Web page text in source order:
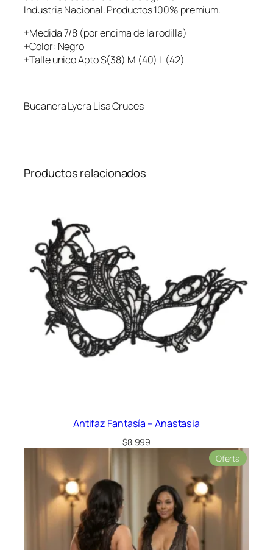
Industria Nacional. Productos 100% premium.
+Medida 7/8 (por encima de la rodilla)
+Color: Negro
+Talle unico Apto S(38) M (40) L (42)
Bucanera Lycra Lisa Cruces
Productos relacionados
Antifaz Fantasía – Anastasia
$8,999
Oferta
en